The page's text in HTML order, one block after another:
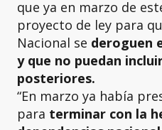
que ya en marzo de
proyecto de ley para
Nacional se deroguen
y que no puedan
posteriores.
“En marzo ya había
para terminar con la